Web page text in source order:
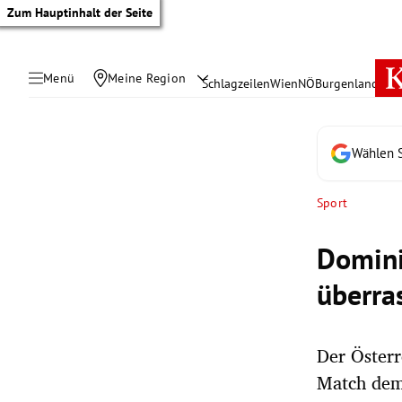
Zum Hauptinhalt der Seite
Menü Meine Region SchlagzeilenWienNÖBurgenland
Wählen
Sport
Der
Match